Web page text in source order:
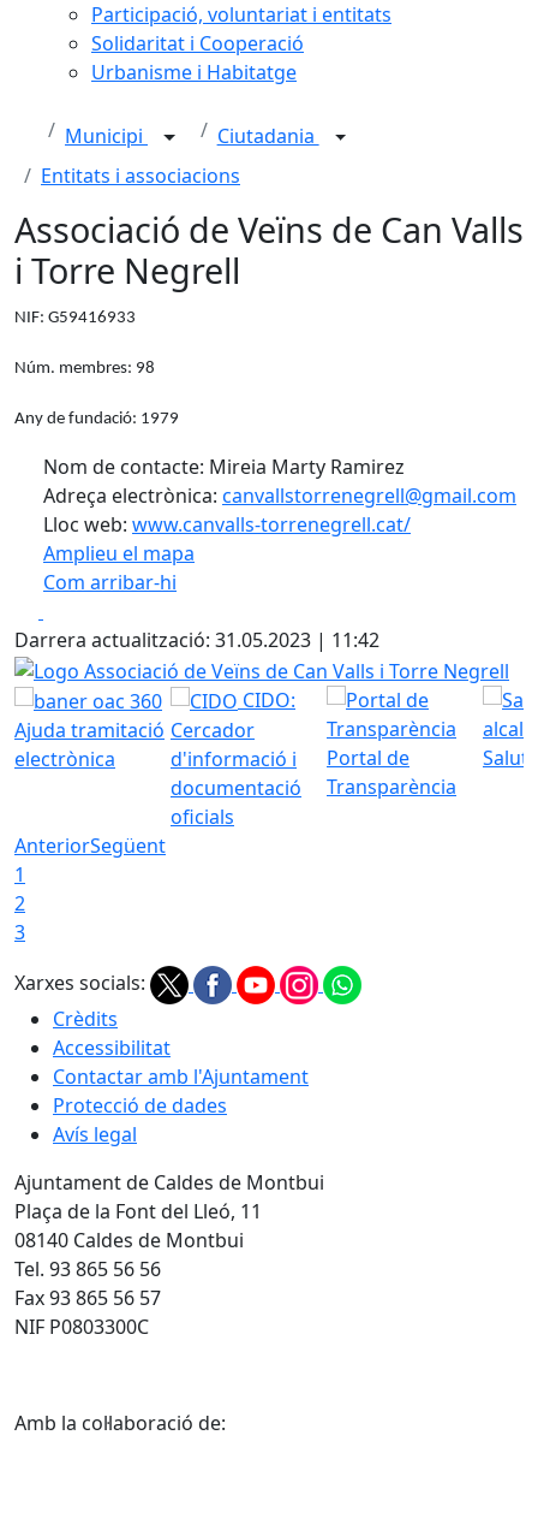
Participació, voluntariat i entitats
Solidaritat i Cooperació
Urbanisme i Habitatge
Municipi
Ciutadania
Entitats i associacions
Associació de Veïns de Can Valls
i Torre Negrell
NIF: G59416933
Núm. membres: 98
Any de fundació: 1979
Nom de contacte: Mireia Marty Ramirez
Adreça electrònica: canvallstorrenegrell@gmail.com
Lloc web: www.canvalls-torrenegrell.cat/
Amplieu el mapa
Com arribar-hi
+
−
Darrera actualització: 31.05.2023 | 11:42
Logo Associació de Veïns de Can Valls i Torre Negrell
Ajuda tramitació
electrònica
CIDO:
Cercador
d'informació i
documentació
oficials
Portal de
Transparència
AnteriorSegüent
1
2
3
Xarxes socials:
Crèdits
Accessibilitat
Contactar amb l'Ajuntament
Protecció de dades
Avís legal
Ajuntament de Caldes de Montbui
Plaça de la Font del Lleó, 11
08140 Caldes de Montbui
Tel. 93 865 56 56
Fax 93 865 56 57
NIF P0803300C
Amb la col·laboració de: